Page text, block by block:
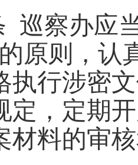
巡察办应
原则，认
执行涉密
定，定期
材料的审